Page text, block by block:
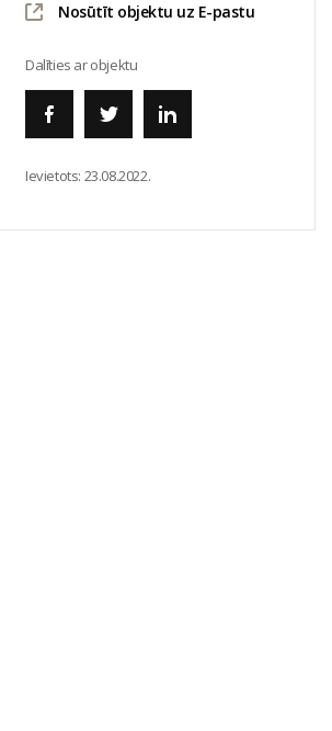
Nosūtīt objektu uz E-pastu
Dalīties ar objektu
Ievietots: 23.08.2022.